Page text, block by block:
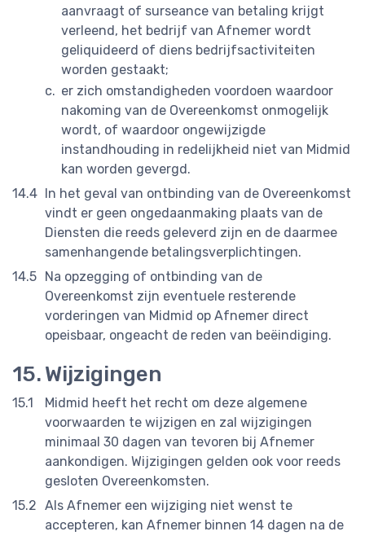
aanvraagt of surseance van betaling krijgt
verleend, het bedrijf van Afnemer wordt
geliquideerd of diens bedrijfsactiviteiten
worden gestaakt;
er zich omstandigheden voordoen waardoor
nakoming van de Overeenkomst onmogelijk
wordt, of waardoor ongewijzigde
instandhouding in redelijkheid niet van Midmid
kan worden gevergd.
In het geval van ontbinding van de Overeenkomst
vindt er geen ongedaanmaking plaats van de
Diensten die reeds geleverd zijn en de daarmee
samenhangende betalingsverplichtingen.
Na opzegging of ontbinding van de
Overeenkomst zijn eventuele resterende
vorderingen van Midmid op Afnemer direct
opeisbaar, ongeacht de reden van beëindiging.
Wijzigingen
Midmid heeft het recht om deze algemene
voorwaarden te wijzigen en zal wijzigingen
minimaal 30 dagen van tevoren bij Afnemer
aankondigen. Wijzigingen gelden ook voor reeds
gesloten Overeenkomsten.
Als Afnemer een wijziging niet wenst te
accepteren, kan Afnemer binnen 14 dagen na de